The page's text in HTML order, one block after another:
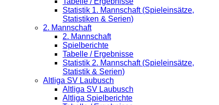
Statistik 1. Mannschaft (Spieleinsätze,
Statistiken & Serien)
2. Mannschaft
2. Mannschaft
Spielberichte
Tabelle / Ergebnisse
Statistik 2. Mannschaft (Spieleinsätze,
Statistik & Serien)
Altliga SV Laubusch
Altliga SV Laubusch
Altliga Spielberichte